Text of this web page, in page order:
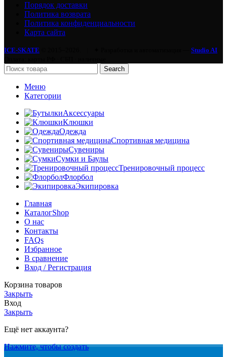
Порядок доставки
Политика возврата
Политика конфиденциальности
Карта сайта
ICE-SKATE
Studio AI
Search
Меню
Категории
Аксессуары
Клюшки
Одежда
Спортивная медицина
Сувениры
Сумки и Баулы
Тренировочный процесс
Флорбол
Экипировка
Главная
КаталогShop
О нас
Контакты
FAQs
Избранное
В сравнение
Вход / Регистрация
Корзина товаров
Закрыть
Вход
Закрыть
Ещё нет аккаунта?
Нажмите, чтобы создать